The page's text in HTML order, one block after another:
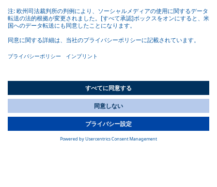
You are currently on our website forJapan. To view your local
information, please visit our website forAmerica.
All Countries